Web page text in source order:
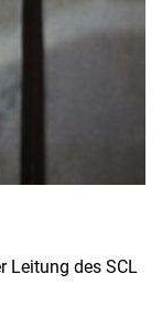
Leitung des SCL